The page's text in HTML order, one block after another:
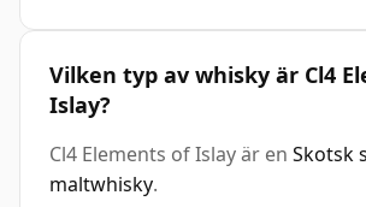
Vilken typ av whisky är Cl4
Islay?
Cl4 Elements of Islay är en Skotsk
maltwhisky.